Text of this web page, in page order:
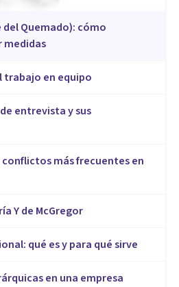
Quemado): cómo
trabajo en equipo
entrevista y sus
conflictos más frecuentes en
Y de McGregor
qué es y para qué sirve
en una empresa